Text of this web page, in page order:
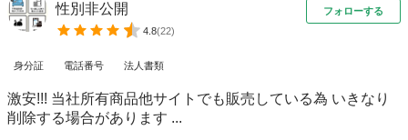
性別非公開
4.8(22)
フォローする
身分証 電話番号 法人書類
激安!!! 当社所有商品他サイトでも販売している為 いきなり
削除する場合があります ...